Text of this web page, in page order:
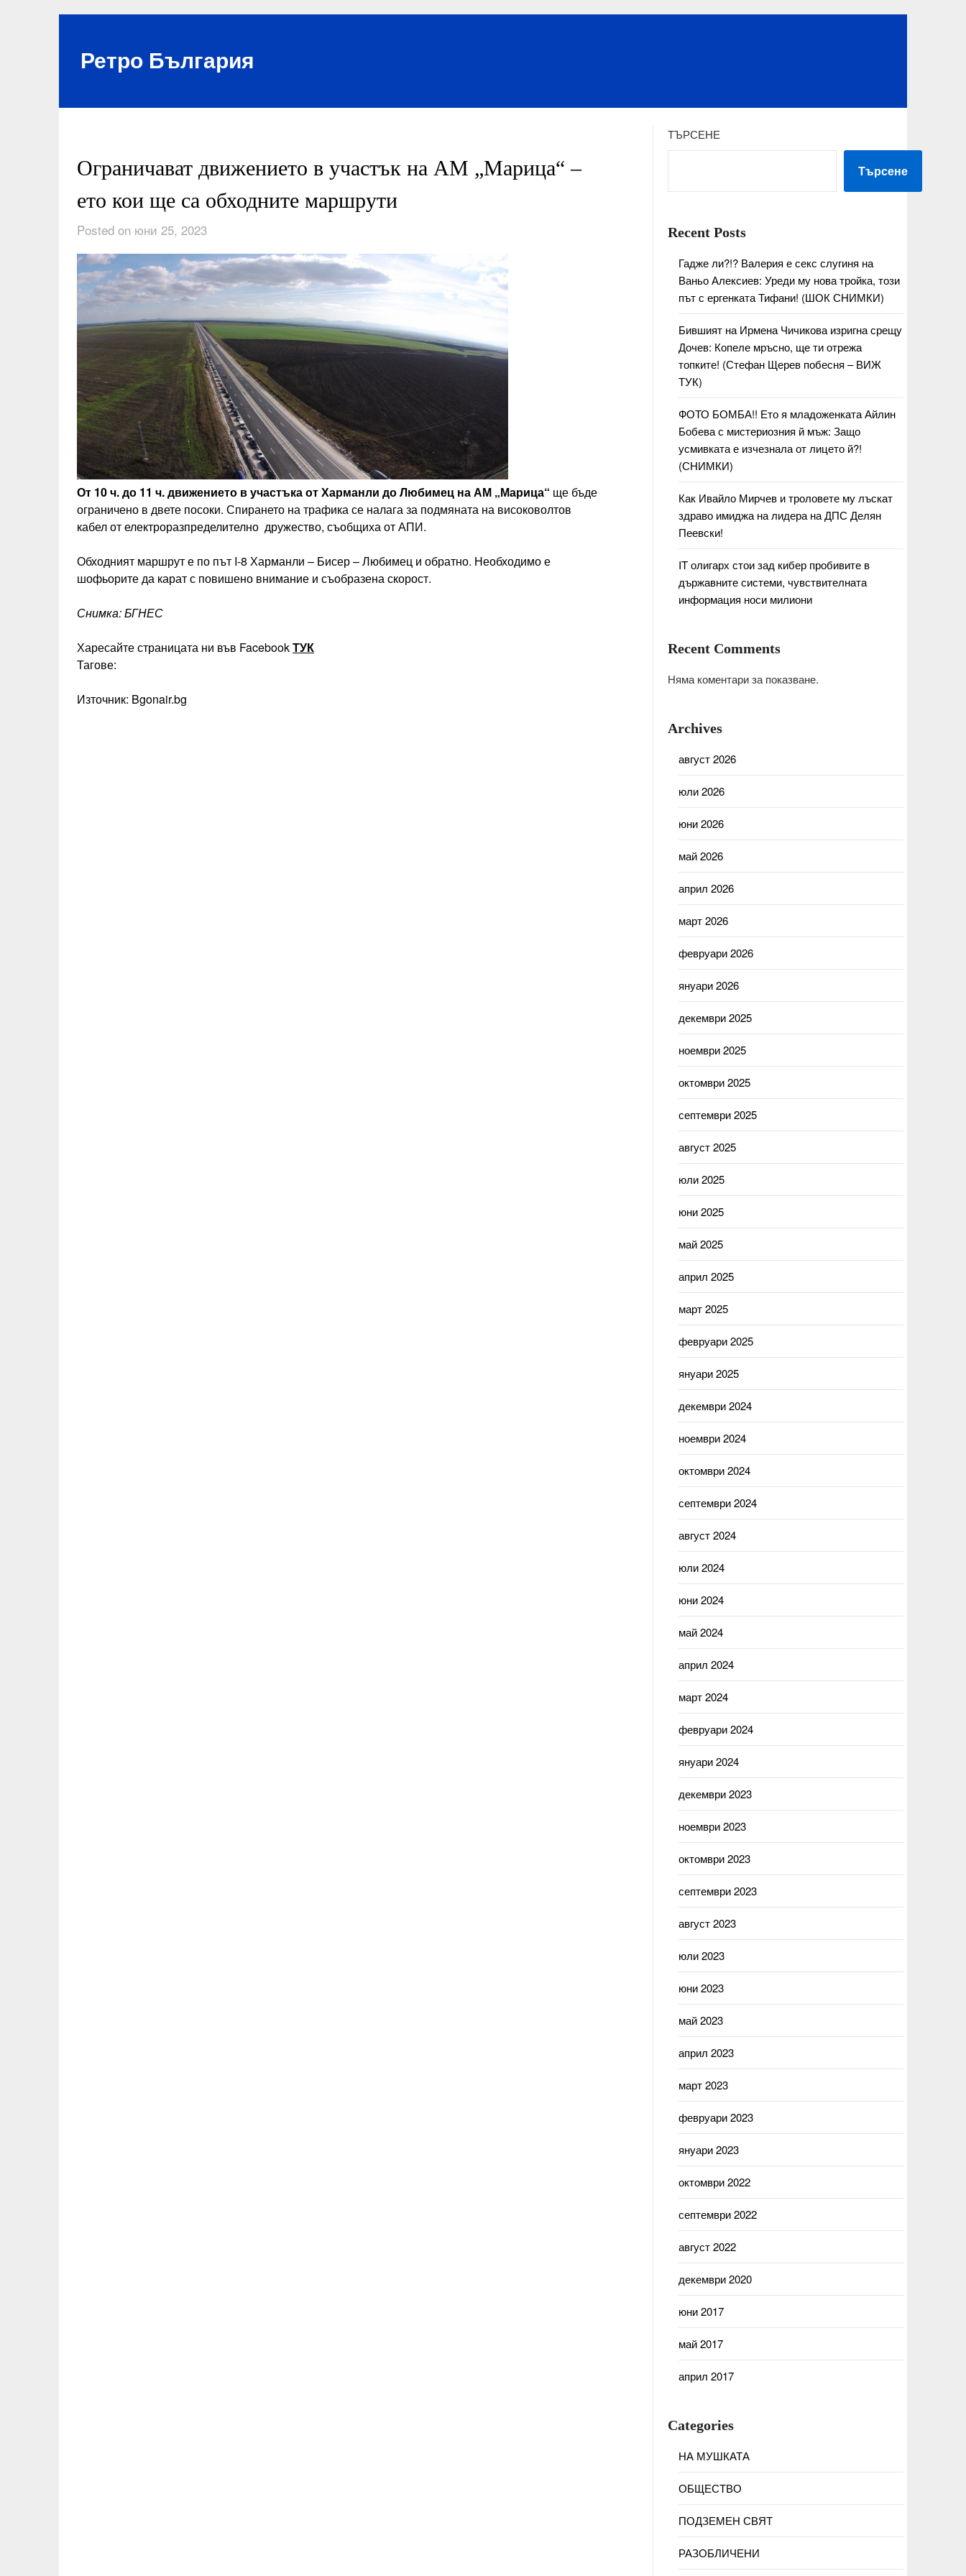
Ретро България
Ограничават движението в участък на АМ „Марица“ –
ето кои ще са обходните маршрути
Posted on юни 25, 2023
От 10 ч. до 11 ч. движението в участъка от Харманли до Любимец на АМ „Марица“ ще бъде
ограничено в двете посоки. Спирането на трафика се налага за подмяната на високоволтов
кабел от електроразпределително дружество, съобщиха от АПИ.
Обходният маршрут е по път I-8 Харманли – Бисер – Любимец и обратно. Необходимо е
шофьорите да карат с повишено внимание и съобразена скорост.
Снимка: БГНЕС
Харесайте страницата ни във FacebookТУК
Тагове:
Източник: Bgonair.bg
ТЪРСЕНЕ
Търсене
Recent Posts
Гадже ли?!? Валерия е секс слугиня на
Ваньо Алексиев: Уреди му нова тройка, този
път с ергенката Тифани! (ШОК СНИМКИ)
Бившият на Ирмена Чичикова изригна срещу
Дочев: Копеле мръсно, ще ти отрежа
топките! (Стефан Щерев побесня – ВИЖ
ТУК)
ФОТО БОМБА!! Ето я младоженката Айлин
Бобева с мистериозния й мъж: Защо
усмивката е изчезнала от лицето й?!
(СНИМКИ)
Как Ивайло Мирчев и троловете му лъскат
здраво имиджа на лидера на ДПС Делян
Пеевски!
IT олигарх стои зад кибер пробивите в
държавните системи, чувствителната
информация носи милиони
Recent Comments
Няма коментари за показване.
Archives
август 2026
юли 2026
юни 2026
май 2026
април 2026
март 2026
февруари 2026
януари 2026
декември 2025
ноември 2025
октомври 2025
септември 2025
август 2025
юли 2025
юни 2025
май 2025
април 2025
март 2025
февруари 2025
януари 2025
декември 2024
ноември 2024
октомври 2024
септември 2024
август 2024
юли 2024
юни 2024
май 2024
април 2024
март 2024
февруари 2024
януари 2024
декември 2023
ноември 2023
октомври 2023
септември 2023
август 2023
юли 2023
юни 2023
май 2023
април 2023
март 2023
февруари 2023
януари 2023
октомври 2022
септември 2022
август 2022
декември 2020
юни 2017
май 2017
април 2017
Categories
НА МУШКАТА
ОБЩЕСТВО
ПОДЗЕМЕН СВЯТ
РАЗОБЛИЧЕНИ